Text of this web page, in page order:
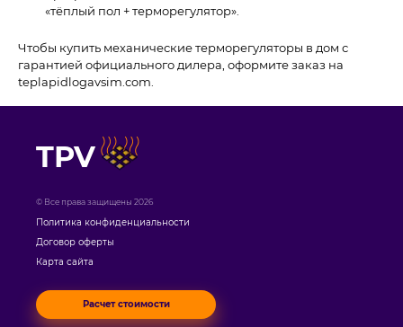
«тёплый пол + терморегулятор».
Чтобы купить механические терморегуляторы в дом с
гарантией официального дилера, оформите заказ на
teplapidlogavsim.com.
TPV
© Все права защищены 2026
Политика конфиденциальности
Договор оферты
Карта сайта
Расчет стоимости